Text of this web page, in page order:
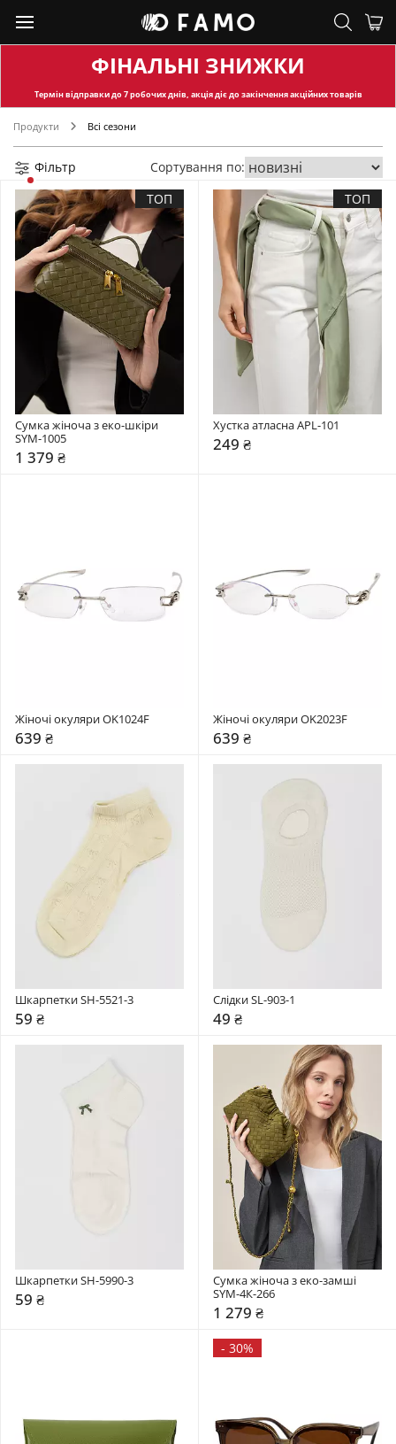
ФІНАЛЬНІ ЗНИЖКИ
Термін відправкидо 7 робочих днів, акція діє до закінчення акційних товарів
Продукти Всі сезони
Фільтр
Сортування по:
ТОП
Сумка жіноча з еко-шкіри
SYM-1005
1 379 ₴
ТОП
Хустка атласна APL-101
249 ₴
Жіночі окуляри OK1024F
639 ₴
Жіночі окуляри OK2023F
639 ₴
Шкарпетки SH-5521-3
59 ₴
Слідки SL-903-1
49 ₴
Шкарпетки SH-5990-3
59 ₴
Сумка жіноча з еко-замші
SYM-4К-266
1 279 ₴
- 30%